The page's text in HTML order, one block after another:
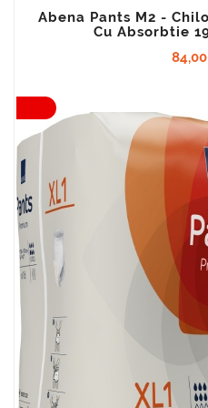
Abena Pants M2 -
Cu Absorbtie